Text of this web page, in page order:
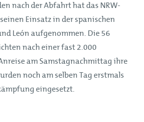
nach der Abfahrt hat das NRW-
Einsatz in der spanischen
León aufgenommen. Die 56
nach einer fast 2.000
am Samstagnachmittag ihre
noch am selben Tag erstmals
eingesetzt.